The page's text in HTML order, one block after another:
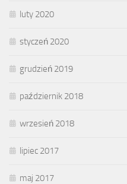
luty 2020
styczeń 2020
grudzień 2019
październik 2018
wrzesień 2018
lipiec 2017
maj 2017